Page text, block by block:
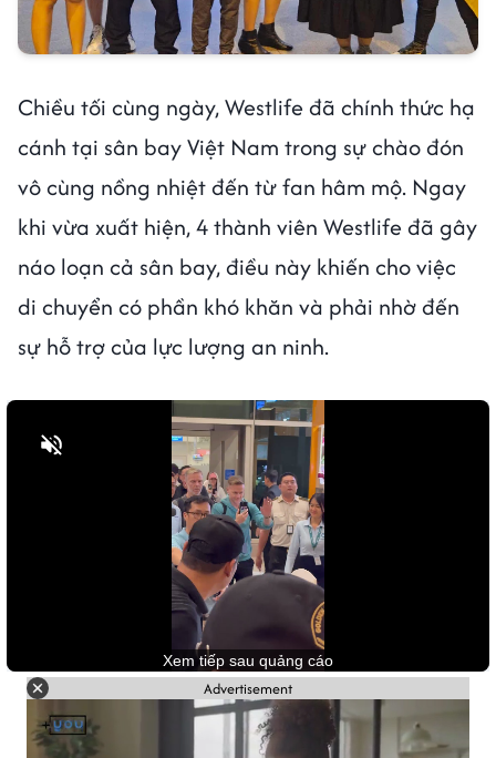
Chiều tối cùng ngày, Westlife đã chính thức hạ
cánh tại sân bay Việt Nam trong sự chào đón
vô cùng nồng nhiệt đến từ fan hâm mộ. Ngay
khi vừa xuất hiện, 4 thành viên Westlife đã gây
náo loạn cả sân bay, điều này khiến cho việc
di chuyển có phần khó khăn và phải nhờ đến
sự hỗ trợ của lực lượng an ninh.
Advertisement